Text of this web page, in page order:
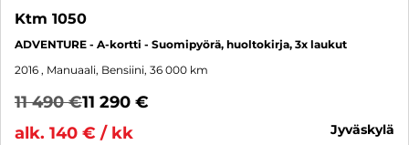
Ktm 1050
ADVENTURE - A-kortti - Suomipyörä, huoltokirja, 3x laukut
2016 , Manuaali, Bensiini, 36 000 km
11 490 €11 290 €
alk. 140 € / kk
jyväskylä